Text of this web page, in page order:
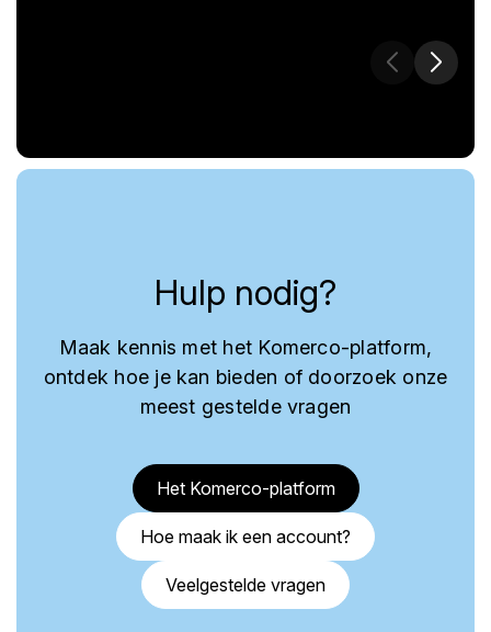
Hulp nodig?
Maak kennis met het Komerco-platform,
ontdek hoe je kan bieden of doorzoek onze
meest gestelde vragen
Het Komerco-platform
Hoe maak ik een account?
Veelgestelde vragen